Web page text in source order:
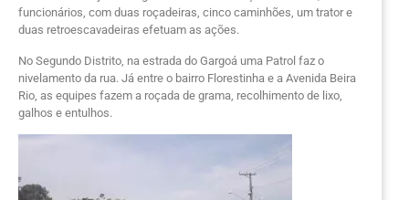
funcionários, com duas roçadeiras, cinco caminhões, um trator e
duas retroescavadeiras efetuam as ações.
No Segundo Distrito, na estrada do Gargoá uma Patrol faz o
nivelamento da rua. Já entre o bairro Florestinha e a Avenida Beira
Rio, as equipes fazem a roçada de grama, recolhimento de lixo,
galhos e entulhos.